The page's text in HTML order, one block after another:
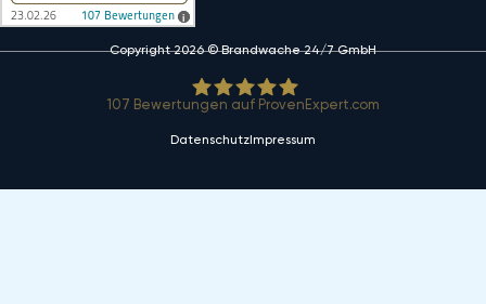
Copyright 2026 © Brandwache 24/7 GmbH
107 Bewertungen auf ProvenExpert.com
DatenschutzImpressum